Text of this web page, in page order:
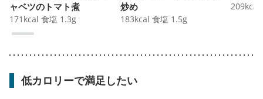
ャベツのトマト煮
171 kcal 食塩 1.3g
炒め
183kcal 食塩 1.5g
209kcal
低カロリーで満足したい